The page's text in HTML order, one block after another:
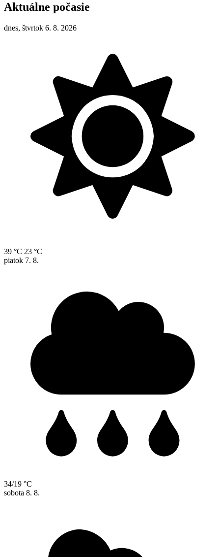
Aktuálne počasie
dnes, štvrtok 6. 8. 2026
39 °C 23 °C
piatok 7. 8.
34/19 °C
sobota 8. 8.